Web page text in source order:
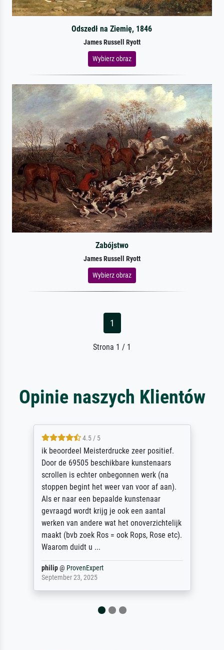
Odszedł na Ziemię, 1846
James Russell Ryott
Wybierz obraz
Zabójstwo
James Russell Ryott
Wybierz obraz
1
Strona 1 / 1
Opinie naszych Klientów
5 / 5
Die Zufriedenheit ist auch nicht dadurch
getrübt, dass das Bild entgegen einer
angegebenen Lieferanschrift (sollte eine
Überraschung für die normannische
Ehefrau sein zum Hochzeits- gleichzeitig
auch Geburtstag sein) doch nach zu Hause
zugestellt wurde.
Jürgen@ProvenExpert
April 22, 2026